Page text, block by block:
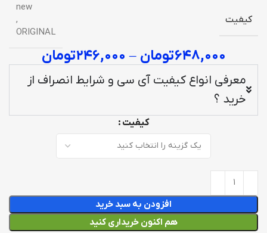
کیفیت
new
,
ORIGINAL
۶۴۸,۰۰۰تومان – ۲۴۶,۰۰۰تومان
معرفی انواع کیفیت آی سی و شرایط انصراف از
خرید ؟
کیفیت
افزودن به سبد خرید
هم اکنون خریداری کنید